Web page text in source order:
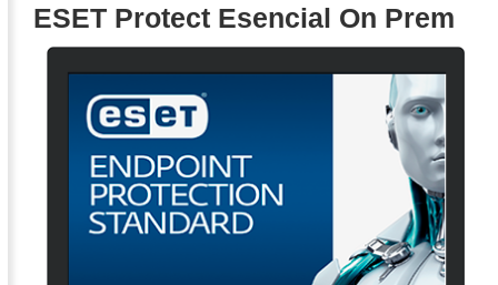
ESET Protect Esencial On Prem